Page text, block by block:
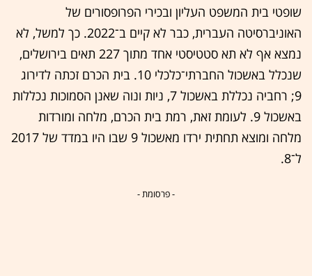
שופטי בית המשפט העליון ובכירי הפרופסורים של
האוניברסיטה העברית, כבר לא קיים ב־2022. כך למשל, לא
נמצא אף לא תא סטטיסטי אחד מתוך 227 תאים בירושלים,
שנכלל באשכול החברתי־כלכלי 10. בית הכרם זכתה לדירוג
9; רחביה נכללת באשכול 7, ניות ונוה שאנן הסמוכות נכללות
באשכול 9. לעומת זאת, רמת בית הכרם, מלחה ומורדות
מלחה ומוצא תחתית ירדו מאשכול 9 שבו היו במדד של 2017
ל־8.
- פרסומת -